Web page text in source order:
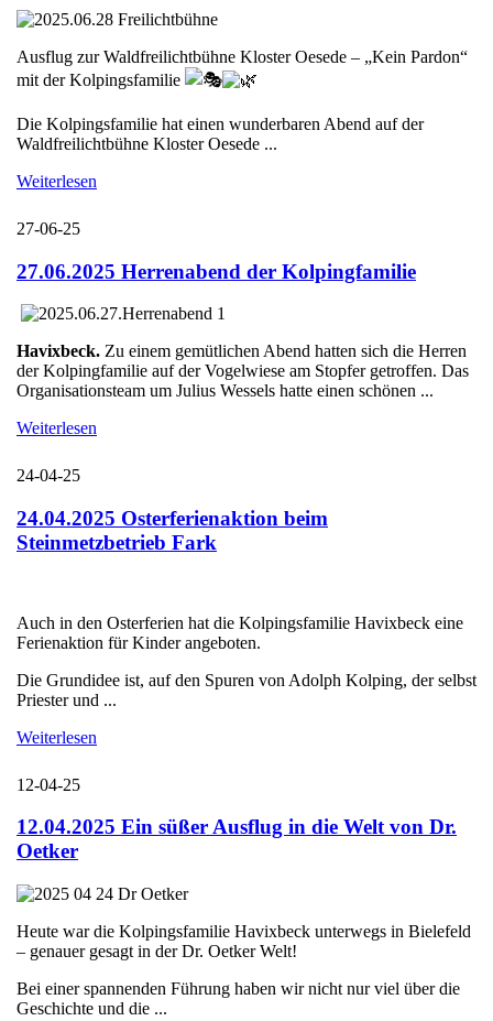
Ausflug zur Waldfreilichtbühne Kloster Oesede – „Kein Pardon“
mit der Kolpingsfamilie
Die Kolpingsfamilie hat einen wunderbaren Abend auf der
Waldfreilichtbühne Kloster Oesede ...
Weiterlesen
27-06-25
27.06.2025 Herrenabend der Kolpingfamilie
Havixbeck. Zu einem gemütlichen Abend hatten sich die Herren
der Kolpingfamilie auf der Vogelwiese am Stopfer getroffen. Das
Organisationsteam um Julius Wessels hatte einen schönen ...
Weiterlesen
24-04-25
24.04.2025 Osterferienaktion beim
Steinmetzbetrieb Fark
Auch in den Osterferien hat die Kolpingsfamilie Havixbeck eine
Ferienaktion für Kinder angeboten.
Die Grundidee ist, auf den Spuren von Adolph Kolping, der selbst
Priester und ...
Weiterlesen
12-04-25
12.04.2025 Ein süßer Ausflug in die Welt von Dr.
Oetker
Heute war die Kolpingsfamilie Havixbeck unterwegs in Bielefeld
– genauer gesagt in der Dr. Oetker Welt!
Bei einer spannenden Führung haben wir nicht nur viel über die
Geschichte und die ...